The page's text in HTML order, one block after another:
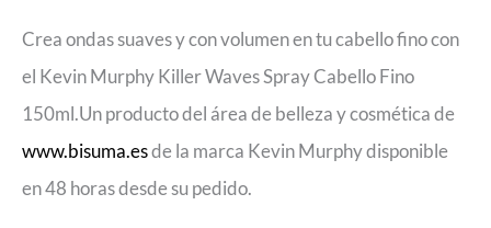
Crea ondas suaves y con volumen en tu cabello fino con
el Kevin Murphy Killer Waves Spray Cabello Fino
150ml.Un producto del área de belleza y cosmética de
www.bisuma.esde la marca Kevin Murphy disponible
en 48 horas desde su pedido.